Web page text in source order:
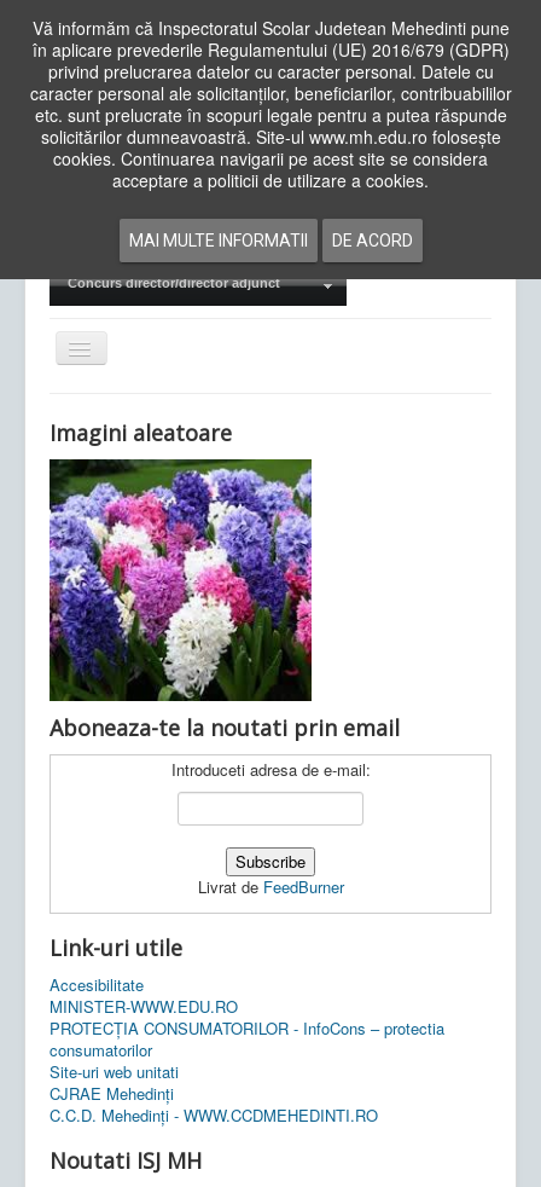
Vă informăm că Inspectoratul Scolar Judetean Mehedinti pune
în aplicare prevederile Regulamentului (UE) 2016/679 (GDPR)
privind prelucrarea datelor cu caracter personal. Datele cu
caracter personal ale solicitanților, beneficiarilor, contribuabililor
etc. sunt prelucrate în scopuri legale pentru a putea răspunde
solicitărilor dumneavoastră. Site-ul www.mh.edu.ro folosește
cookies. Continuarea navigarii pe acest site se considera
acceptare a politicii de utilizare a cookies.
MAI MULTE INFORMATII DE ACORD
Cauta
in
siteAcasa Cadre Didactice
Examene Naționale
Concurs director/director adjunct
Comută
navigarea
Ultimele articole: Vi, 04.11.2022 -
Județean Mehedinți
Imagini aleatoare
Aboneaza-te la noutati prin email
Introduceti adresa de e-mail:
Livrat de FeedBurner
Link-uri utile
Accesibilitate
MINISTER-WWW.EDU.RO
PROTECȚIA CONSUMATORILOR - InfoCons – protectia
consumatorilor
Site-uri web unitati
CJRAE Mehedinți
C.C.D. Mehedinţi - WWW.CCDMEHEDINTI.RO
Noutati ISJ MH